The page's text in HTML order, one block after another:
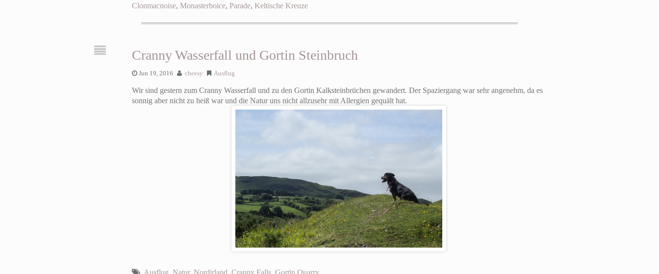
Clonmacnoise, Monasterboice, Parade, Keltische Kreuze
Cranny Wasserfall und Gortin Steinbruch
Jun 19, 2016 cheesy Ausflug
Wir sind gestern zum Cranny Wasserfall und zu den Gortin Kalksteinbrüchen gewandert. Der Spaziergang war sehr angenehm, da es
sonnig aber nicht zu heiß war und die Natur uns nicht allzusehr mit Allergien gequält hat.
Ausflug Natur, Nordirland Cranny Falls, Gortin Quarry